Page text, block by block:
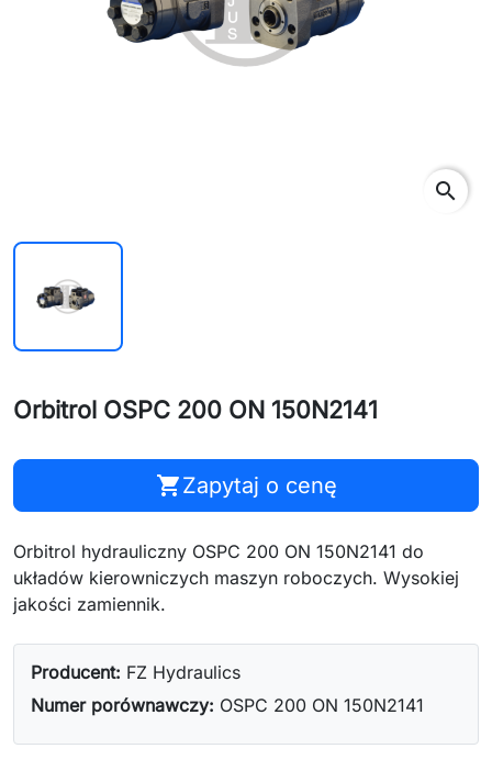
search
Orbitrol OSPC 200 ON 150N2141
shopping_cartZapytaj o cenę
Orbitrol hydrauliczny OSPC 200 ON 150N2141 do
układów kierowniczych maszyn roboczych. Wysokiej
jakości zamiennik.
Producent: FZ Hydraulics
Numer porównawczy: OSPC 200 ON 150N2141